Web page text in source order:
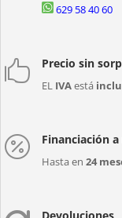
629 58 40 60
 Precio sin
EL IVAestá
 Financiación
Hasta en 24